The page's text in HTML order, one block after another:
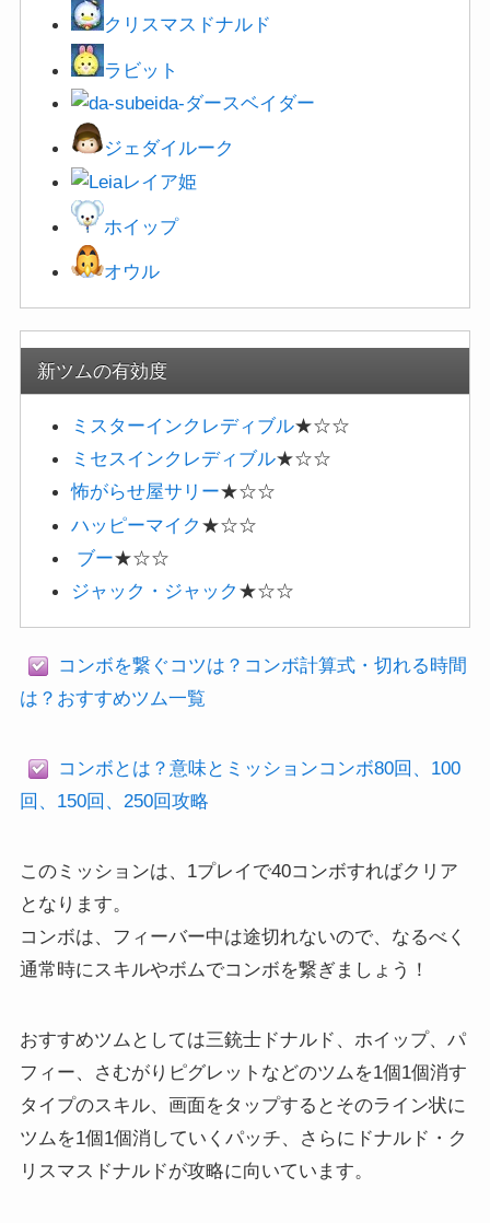
クリスマスドナルド
ラビット
ダースベイダー
ジェダイルーク
レイア姫
ホイップ
オウル
新ツムの有効度
ミスターインクレディブル★☆☆
ミセスインクレディブル★☆☆
怖がらせ屋サリー★☆☆
ハッピーマイク ★☆☆
ブー★☆☆
ジャック・ジャック ★☆☆
コンボを繋ぐコツは？コンボ計算式・切れる時間
は？おすすめツム一覧
コンボとは？意味とミッションコンボ80回、100
回、150回、250回攻略
このミッションは、1プレイで40コンボすればクリア
となります。
コンボは、フィーバー中は途切れないので、なるべく
通常時にスキルやボムでコンボを繋ぎましょう！
おすすめツムとしては三銃士ドナルド、ホイップ、パ
フィー、さむがりピグレットなどのツムを1個1個消す
タイプのスキル、画面をタップするとそのライン状に
ツムを1個1個消していくパッチ、さらにドナルド・ク
リスマスドナルドが攻略に向いています。